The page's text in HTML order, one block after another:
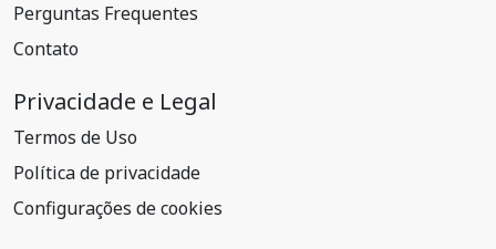
Perguntas Frequentes
Contato
Privacidade e Legal
Termos de Uso
Política de privacidade
Configurações de cookies